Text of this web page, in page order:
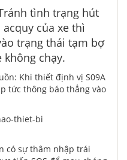
tình trạng hút
của xe thì
trạng thái tạm bợ
không chạy.
Khi thiết định vị S09A
tức thông báo thẳng vào
có sựthâm nhập trái